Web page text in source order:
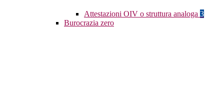
Attestazioni OIV o struttura analoga 3
Burocrazia zero